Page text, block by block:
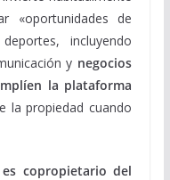
«oportunidades de
incluyendo
y negocios
la plataforma
la propiedad cuando
es copropietario del